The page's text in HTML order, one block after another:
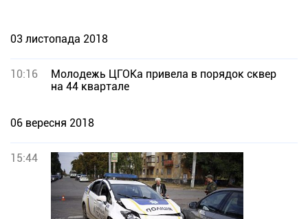
03 листопада 2018
10:16
Молодежь ЦГОКа привела в порядок сквер
на 44 квартале
06 вересня 2018
15:44